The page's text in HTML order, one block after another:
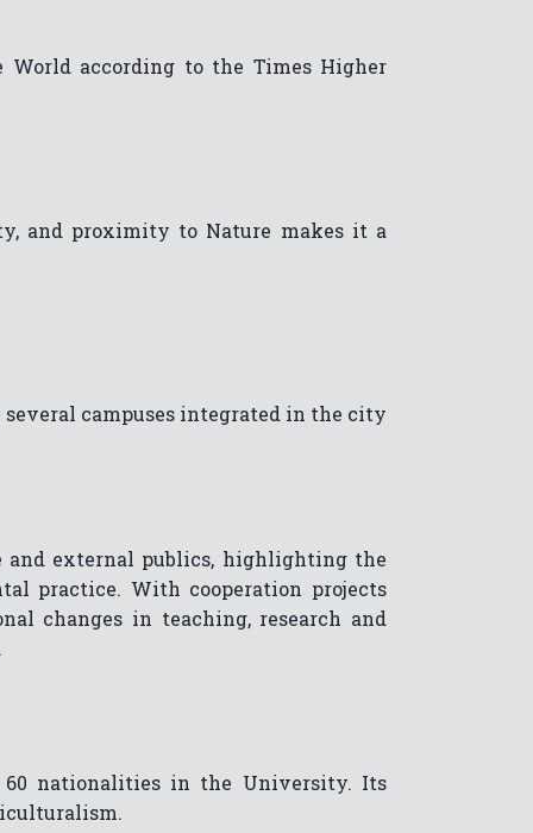
according to the Times Higher
and proximity to Nature makes it a
campuses integrated in the city
and external publics, highlighting the
practice. With cooperation projects
changes in teaching, research and
nationalities in the University. Its